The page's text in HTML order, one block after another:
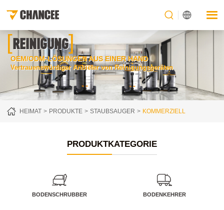
[REINIGUNG]
OEM/ODM-LÖSUNGEN AUS EINER HAND
Vertrauenswürdiger Anbieter von Reinigungsgeräten
HEIMAT PRODUKTE STAUBSAUGER KOMMERZIELL
PRODUKTKATEGORIE
BODENSCHRUBBER BODENKEHRER